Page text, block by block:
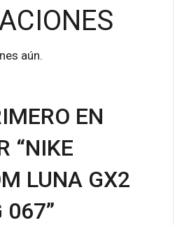
aún.
EN
“NIKE
LUNA GX2
067”